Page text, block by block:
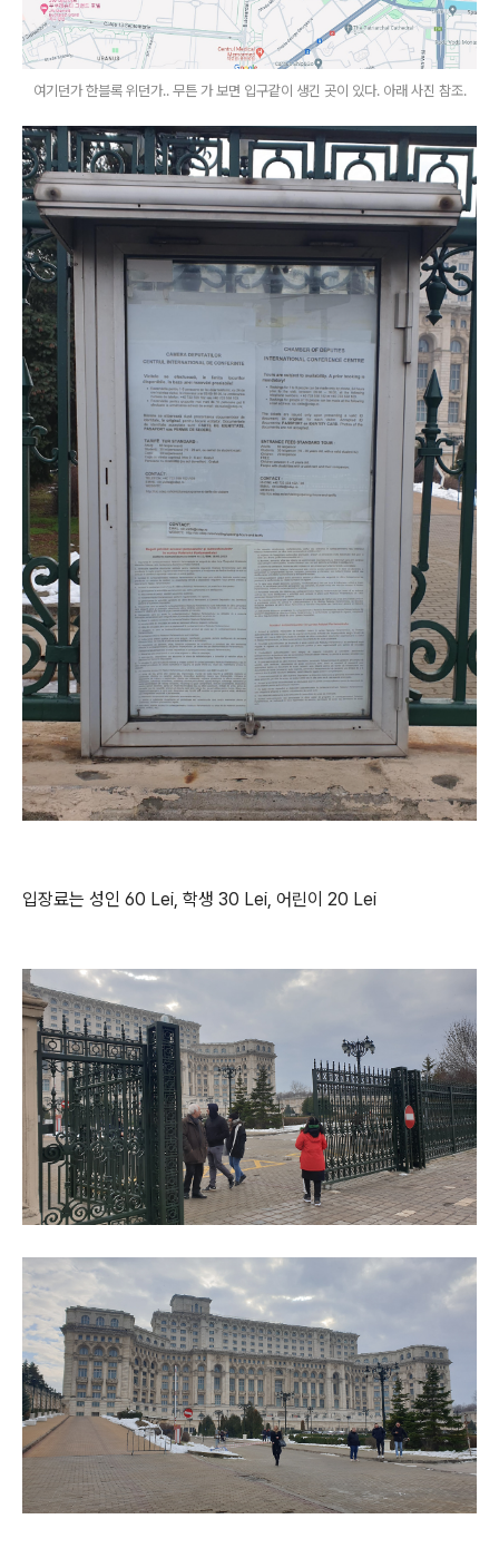
여기던가 한블록 위던가.. 무튼 가 보면 입구같이 생긴 곳이 있다. 아래 사진 참조.
입장료는 성인 60 Lei, 학생 30 Lei, 어린이 20 Lei